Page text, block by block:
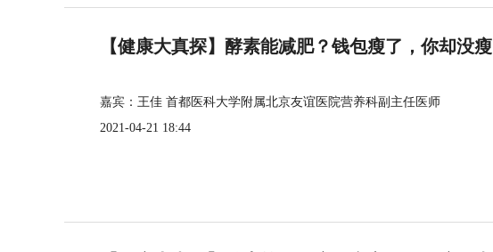
【健康大真探】酵素能减肥？钱包瘦了，你却没瘦
嘉宾：王佳 首都医科大学附属北京友谊医院营养科副主任医师
2021-04-21 18:44